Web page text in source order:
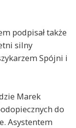
podpisał także
silny
Spójni i
Marek
do
Asystentem